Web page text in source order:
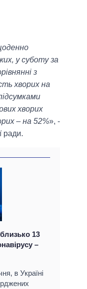
у суботу за
з
хворих на
хворих
– на 52%», -
ради.
13
–
в Україні